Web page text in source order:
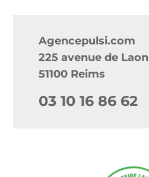
Agencepulsi.com
225 avenue de Laon
51100 Reims
03 10 16 86 62